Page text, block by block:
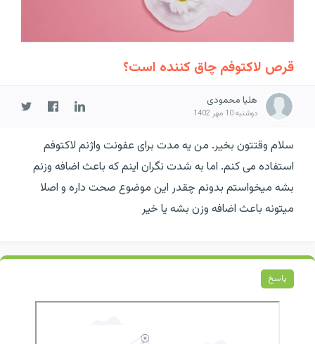
قرص لاکتوفم چاق کننده است؟
هلیا محمودی
دوشنبه 10 مهر 1402
سلام وقتتون بخیر. من یه مدت برای عفونت واژنم لاکتوفم
استفاده می کنم. اما به شدت نگران اینم که باعث اضافه وزنم
بشه میخواستم بدونم چقدر این موضوع صحت داره و اصلا
میتونه باعث اضافه وزن بشه یا خیر
پاسخ